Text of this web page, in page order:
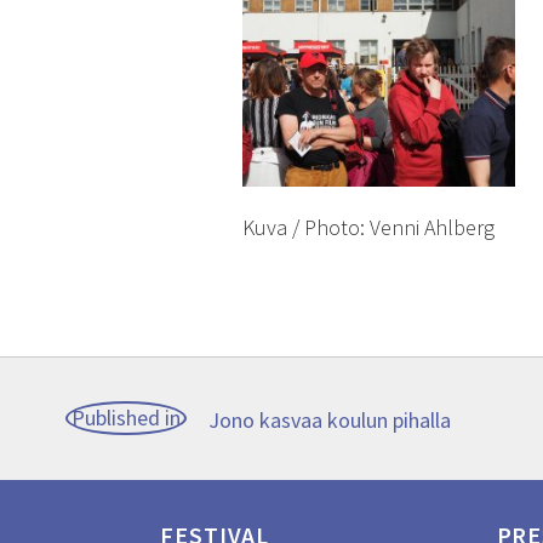
Kuva / Photo: Venni Ahlberg
Post
navigation
Published in Jono kasvaa koulun pihalla
FESTIVAL